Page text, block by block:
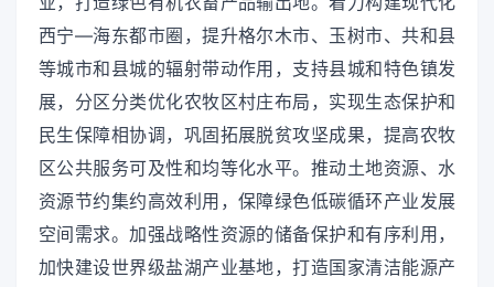
西宁—海东都市圈，提升格尔木市、玉树市、共和县
等城市和县城的辐射带动作用，支持县城和特色镇发
展，分区分类优化农牧区村庄布局，实现生态保护和
民生保障相协调，巩固拓展脱贫攻坚成果，提高农牧
区公共服务可及性和均等化水平。推动土地资源、水
资源节约集约高效利用，保障绿色低碳循环产业发展
空间需求。加强战略性资源的储备保护和有序利用，
加快建设世界级盐湖产业基地，打造国家清洁能源产